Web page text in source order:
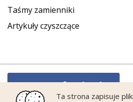
Taśmy zamienniki
Artykuły czyszczące
Ta strona zapisuje